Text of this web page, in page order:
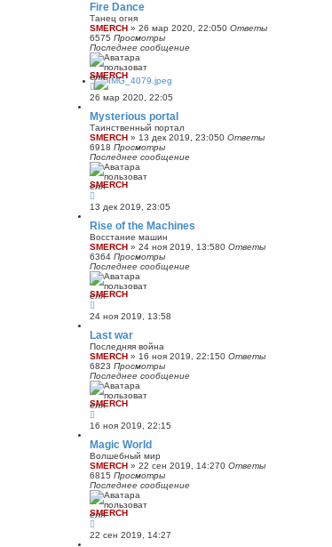
Fire Dance
Танец огня
SMERCH » 26 мар 2020, 22:050 Ответы
6575 Просмотры
Последнее сообщение
SMERCH
26 мар 2020, 22:05
Mysterious portal
Таинственный портал
SMERCH » 13 дек 2019, 23:050 Ответы
6918 Просмотры
Последнее сообщение
SMERCH
13 дек 2019, 23:05
Rise of the Machines
Восстание машин
SMERCH » 24 ноя 2019, 13:580 Ответы
6364 Просмотры
Последнее сообщение
SMERCH
24 ноя 2019, 13:58
Last war
Последняя война
SMERCH » 16 ноя 2019, 22:150 Ответы
6823 Просмотры
Последнее сообщение
SMERCH
16 ноя 2019, 22:15
Magic World
Волшебный мир
SMERCH » 22 сен 2019, 14:270 Ответы
6815 Просмотры
Последнее сообщение
SMERCH
22 сен 2019, 14:27